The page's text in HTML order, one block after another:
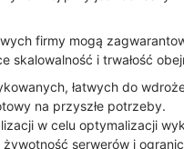
firmy mogą
skalowalność i trwałość
łatwych do
na przyszłe potrzeby.
w celu optymalizacji
serwerów i